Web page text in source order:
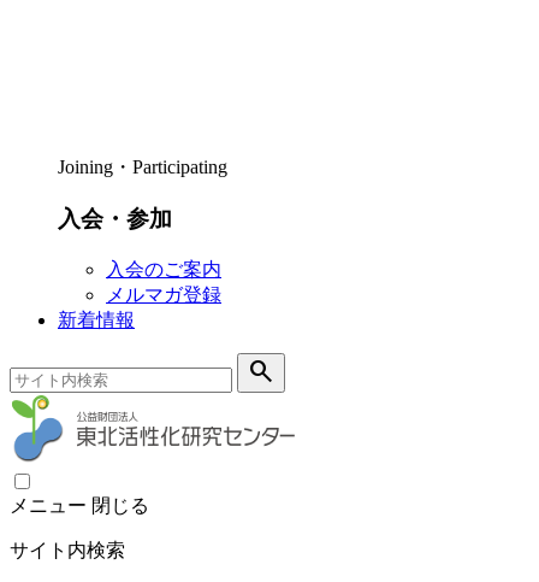
Joining・Participating
入会・参加
入会のご案内
メルマガ登録
新着情報
search
メニュー 閉じる
サイト内検索